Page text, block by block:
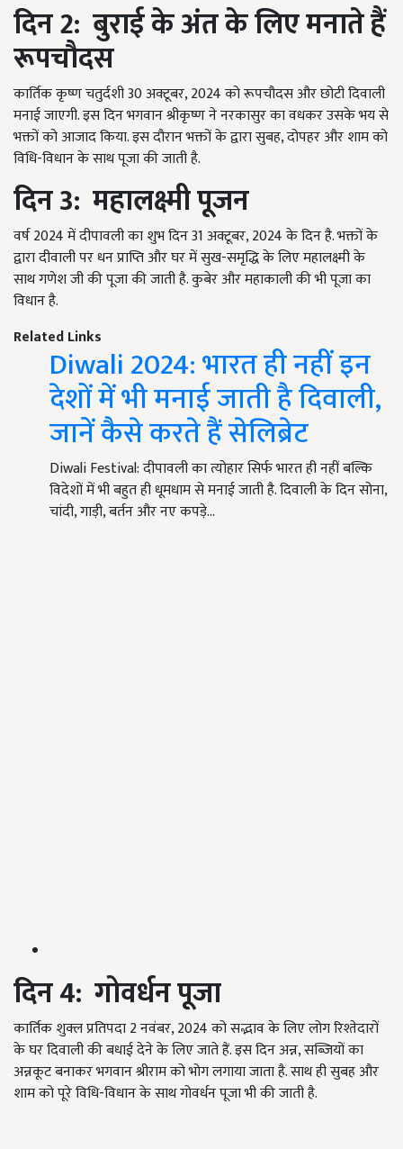
दिन2: बुराई के अंत के लिए मनाते हैं
रूपचौदस
कार्तिक कृष्ण चतुर्दशी 30 अक्टूबर, 2024 को रूपचौदस और छोटी दिवाली
मनाई जाएगी. इस दिन भगवान श्रीकृष्ण ने नरकासुर का वधकर उसके भय से
भक्तों को आजाद किया. इस दौरान भक्तों के द्वारा सुबह, दोपहर और शाम को
विधि-विधान के साथ पूजा की जाती है.
दिन3: महालक्ष्मी पूजन
वर्ष 2024 में दीपावली का शुभ दिन 31 अक्टूबर, 2024 के दिन है. भक्तों के
द्वारा दीवाली पर धन प्राप्ति और घर में सुख-समृद्धि के लिए महालक्ष्मी के
साथ गणेश जी की पूजा की जाती है. कुबेर और महाकाली की भी पूजा का
विधान है.
Related Links
Diwali 2024: भारत ही नहीं इन
देशों में भी मनाई जाती है दिवाली,
जानें कैसे करते हैं सेलिब्रेट
Diwali Festival: दीपावली का त्योहार सिर्फ भारत ही नहीं बल्कि
विदेशों में भी बहुत ही धूमधाम से मनाई जाती है. दिवाली के दिन सोना,
चांदी, गाड़ी, बर्तन और नए कपड़े…
दिन4: गोवर्धन पूजा
कार्तिक शुक्ल प्रतिपदा 2 नवंबर, 2024 को सद्भाव के लिए लोग रिश्तेदारों
के घर दिवाली की बधाई देने के लिए जाते हैं. इस दिन अन्न, सब्जियों का
अन्नकूट बनाकर भगवान श्रीराम को भोग लगाया जाता है. साथ ही सुबह और
शाम को पूरे विधि-विधान के साथ गोवर्धन पूजा भी की जाती है.